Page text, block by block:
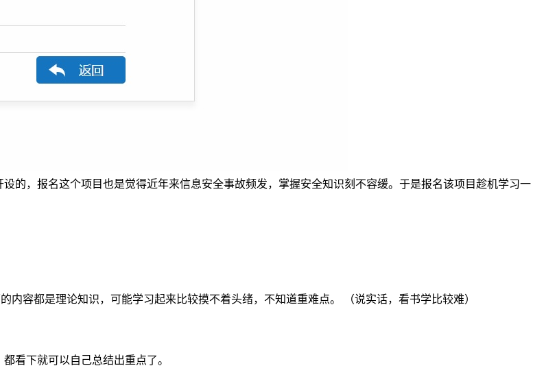
的，报名这个项目也是觉得近年来信息安全事故频发，掌握安全知识刻不容缓。于是报名该项目趁机学习一
容都是理论知识，可能学习起来比较摸不着头绪，不知道重难点。 （说实话，看书学比较难）
看下就可以自己总结出重点了。